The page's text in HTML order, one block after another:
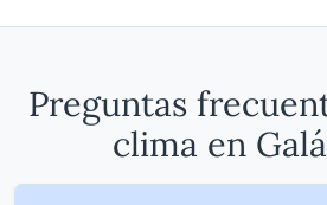
Preguntas
clima en